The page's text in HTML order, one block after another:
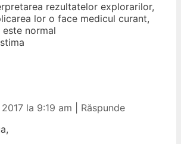
rezultatelor explorarilor,
lor o face medicul curant,
este normal
la 9:19 am
Răspunde